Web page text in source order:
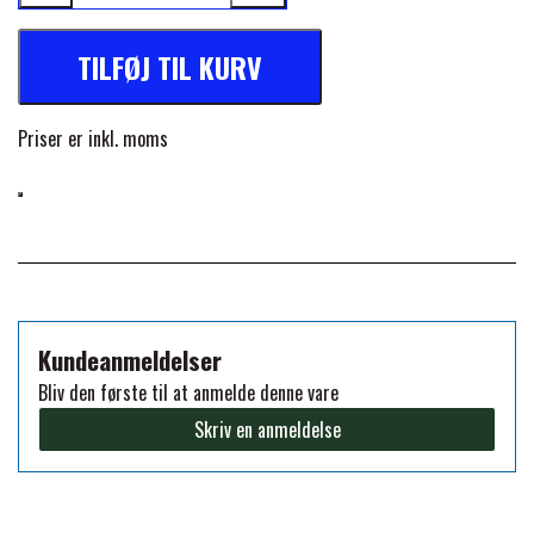
PREMIER EQUINE KØLETERAPI
PREMIER EQUINE GROOMING & STALD
LIKIT
PHARMACARE
PREMIER EQUINE
RACING TACK
Maskinvaskes (30°) og lufttørres
TILFØJ TIL KURV
Priser er inkl. moms
Kundeanmeldelser
Bliv den første til at anmelde denne vare
Skriv en anmeldelse